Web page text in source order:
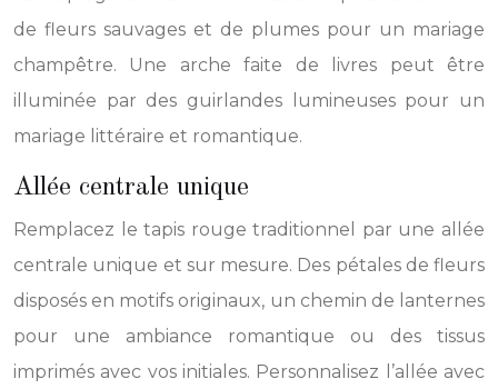
de fleurs sauvages et de plumes pour un mariage
champêtre. Une arche faite de livres peut être
illuminée par des guirlandes lumineuses pour un
mariage littéraire et romantique.
Allée centrale unique
Remplacez le tapis rouge traditionnel par une allée
centrale unique et sur mesure. Des pétales de fleurs
disposés en motifs originaux, un chemin de lanternes
pour une ambiance romantique ou des tissus
imprimés avec vos initiales. Personnalisez l’allée avec